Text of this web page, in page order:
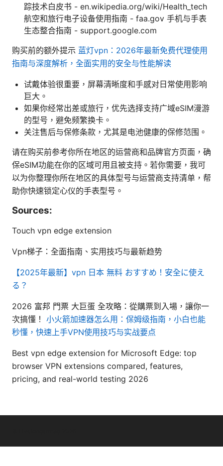
踪技术白皮书 - en.wikipedia.org/wiki/Health_tech
航空和旅行电子设备使用指南 - faa.gov 手机与手表
生态整合指南 - support.google.com
购买前的额外提示 蓝灯vpn：2026年最新免费代理使用
指南与深度解析，全面实用的安全与性能解读
试戴体验很重要，屏幕清晰度和手感对日常使用影响
巨大。
如果你经常出差或旅行，优先选择支持广域eSIM漫游
的型号，避免频繁换卡。
关注售后与保修条款，尤其是电池健康的保修范围。
请在购买前参考你所在地区的运营商和品牌官方页面，确
保eSIM功能在你的区域可用且被支持。若你需要，我可
以为你整理你所在地区的具体型号与运营商支持清单，帮
助你快速锁定心仪的手表型号。
Sources:
Touch vpn edge extension
Vpn梯子：全面指南、实用技巧与最新趋势
【2025年最新】vpn 日本 無料 おすすめ！安全に使え
る？
2026 富邦 門票 大巨蛋 全攻略：從購票到入場，讓你一
次搞懂！ 小火箭加速器怎么用：保姆级指南，小白也能
秒懂，快速上手VPN使用技巧与实战要点
Best vpn edge extension for Microsoft Edge: top
browser VPN extensions compared, features,
pricing, and real-world testing 2026